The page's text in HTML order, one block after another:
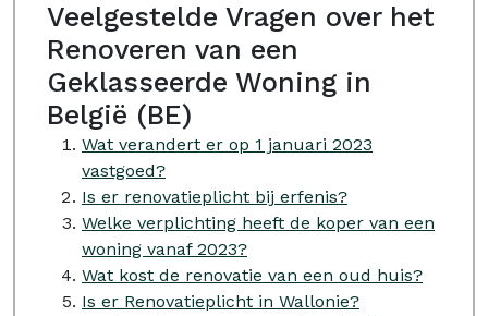
Veelgestelde Vragen over het
Renoveren van een
Geklasseerde Woning in
België (BE)
Wat verandert er op 1 januari 2023
vastgoed?
Is er renovatieplicht bij erfenis?
Welke verplichting heeft de koper van een
woning vanaf 2023?
Wat kost de renovatie van een oud huis?
Is er Renovatieplicht in Wallonie?